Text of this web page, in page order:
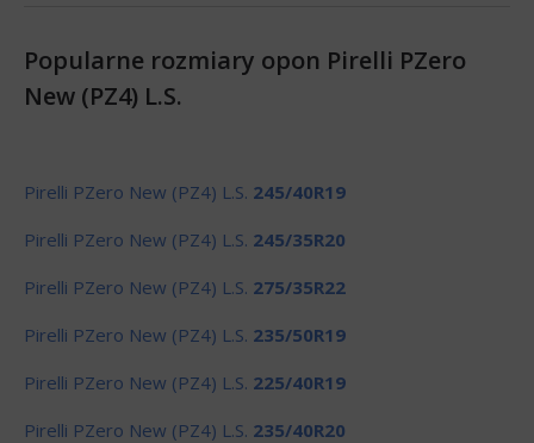
Popularne rozmiary opon Pirelli PZero
New (PZ4) L.S.
Pirelli PZero New (PZ4) L.S. 245/40R19
Pirelli PZero New (PZ4) L.S. 245/35R20
Pirelli PZero New (PZ4) L.S. 275/35R22
Pirelli PZero New (PZ4) L.S. 235/50R19
Pirelli PZero New (PZ4) L.S. 225/40R19
Pirelli PZero New (PZ4) L.S. 235/40R20